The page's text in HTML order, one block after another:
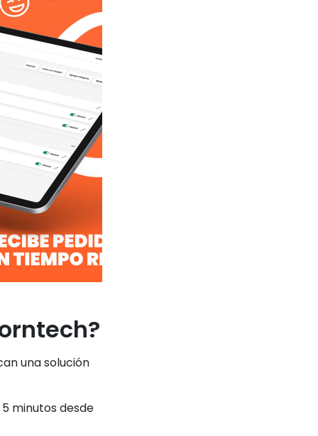
una solución
minutos desde